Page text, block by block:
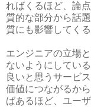
ればくるほど、論
質的な部分から話
質にも影響してくる
エンジニアの立場
ないようにしてい
良いと思うサービ
価値につながるか
ばあるほど、ユー